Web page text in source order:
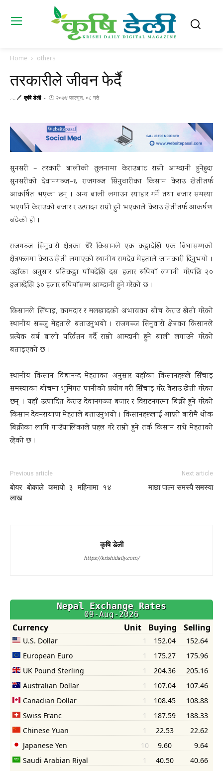
Home others
तरकारीले जीवन फेर्दै
𓂃🖊 कृषि डेली - 🕚 २०७४ फाल्गुन, ०८ गते
सुनसरी – तरकारी बालीको तुलनामा केराउबाट राम्रो आम्दानी हुनेहुदा
सुनसरीको देवानगञ्ज–६ राजगञ्ज सिनुवारीका किसान केराउ खेतीतर्फ
आकर्षित भएका छन् । अन्य बाली लगाउन स्याहार गर्ने तथा बजार समस्या
भएपनि केराउको बजार र उत्पादन राम्रो हुने भएकाले केराउ खेतीतर्फ आकर्षण
बढेको हो ।
राजगञ्ज सिनुवारी क्षेत्रका धेरै किसानले एक कट्ठादेखि एक बिघासम्मको
क्षेत्रफलमा केराउ खेती लगाएको स्थानीय रामदेव मेहताले जानकारी दिनुभयो ।
उहाँका अनुसार प्रतिकट्ठा पाँचदेखि दस हजार रुपियाँ लगानी गरेपछि २०
हजारदेखि ३० हजार रुपियाँसम्म आम्दानी हुने गरेको छ ।
किसानले सिँचाइ, कामदार र मलखादको अभावका बीच केराउ खेती गरेको
स्थानीय सञ्जु मेहताले बताउनुभयो । राजगञ्ज सिनुवारी क्षेत्रका किसानले
प्रत्येक वर्ष बाली परिर्वतन गर्दै राम्रो आम्दानी हुने बाली लगाउने गरेको
बताइएको छ ।
स्थानीय किसान विद्यानन्द मेहताका अनुसार यहाँका किसानहरूले सिँचाइ
समस्याका बीचमा भूमिगत पानीको प्रयोग गरी सिँचाइ गरेर केराउ खेती गरेका
छन् । यहाँ उत्पादित केराउ देवानगञ्ज बजार र विराटनगरमा बिक्री हुने गरेको
किसान देवनरायाण मेहताले बताउनुभयो । किसानहरूलाई आफ्नो बारीमै थोक
बिक्रीका लागि गाउँपालिकाले पहल गरे राम्रो हुने तर्क किसान राधे मेहताको
रहेको छ ।
Previous article
बोयर बोकाले कमायो ३ महिनामा १४
लाख
Next article
माछा पाल्न समस्यै समस्या
कृषि डेली
https://krishidaily.com/